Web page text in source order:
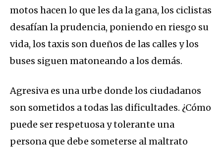
motos hacen lo que les da la gana, los ciclistas
desafían la prudencia, poniendo en riesgo su
vida, los taxis son dueños de las calles y los
buses siguen matoneando a los demás.
Agresiva es una urbe donde los ciudadanos
son sometidos a todas las dificultades. ¿Cómo
puede ser respetuosa y tolerante una
persona que debe someterse al maltrato